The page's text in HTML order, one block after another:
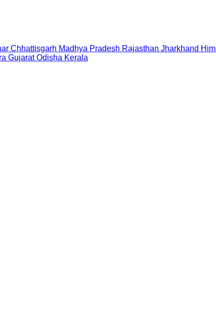
Chhattisgarh Madhya Pradesh Rajasthan Jharkhand
Gujarat Odisha Kerala